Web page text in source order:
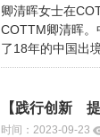
卿清晖女士在
COTTM卿清晖。
了18年的中国出
时间：2023-09-23